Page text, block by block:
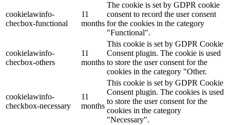
cookielawinfo-
checbox-functional
11
months
The cookie is set by GDPR cookie
consent to record the user consent
for the cookies in the category
"Functional".
cookielawinfo-
checbox-others
11
months
This cookie is set by GDPR Cookie
Consent plugin. The cookie is used
to store the user consent for the
cookies in the category "Other.
cookielawinfo-
checkbox-necessary
11
months
This cookie is set by GDPR Cookie
Consent plugin. The cookies is used
to store the user consent for the
cookies in the category
"Necessary".